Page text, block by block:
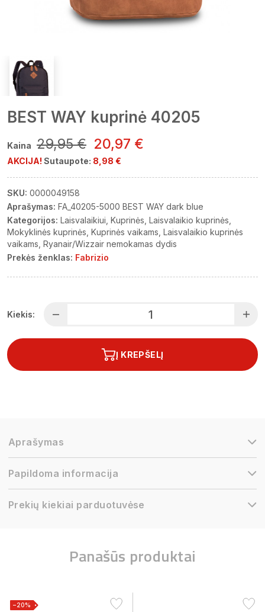
BEST WAY kuprinė 40205
Kaina 29,95 € 20,97 €
AKCIJA! Sutaupote: 8,98 €
SKU: 0000049158
Aprašymas: FA_40205-5000 BEST WAY dark blue
Kategorijos: Laisvalaikiui Kuprinės Laisvalaikio kuprinės
Mokyklinės kuprinės Kuprinės vaikams Laisvalaikio kuprinės
vaikams Ryanair/Wizzair nemokamas dydis
Prekės ženklas: Fabrizio
Kiekis:
Į KREPŠELĮ
Aprašymas
Papildoma informacija
Prekių kiekiai parduotuvėse
Panašūs produktai
−20%